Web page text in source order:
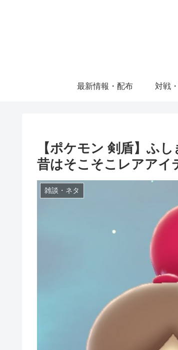
最新情報・配布 対戦
【ポケモン 剣盾】ふ
昔はそこそこレアアイ
雑談・ネタ